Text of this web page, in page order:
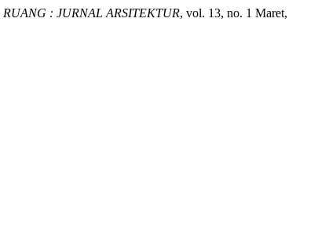
RUANG : JURNAL ARSITEKTUR, vol. 13, no. 1 Maret,